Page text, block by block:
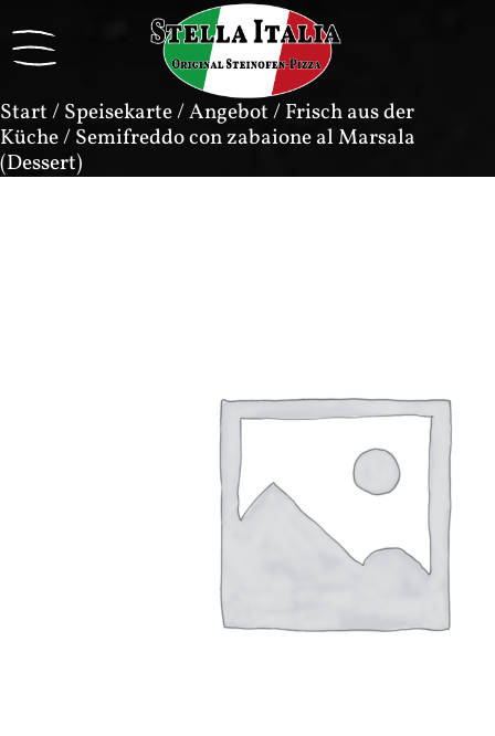
Start/Speisekarte/Angebot/Frisch aus der
Küche/ Semifreddo con zabaione al Marsala
(Dessert)